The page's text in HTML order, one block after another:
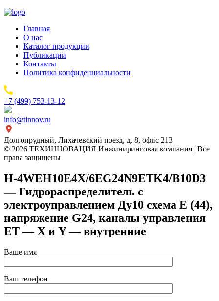
Главная
О нас
Каталог продукции
Публикации
Контакты
Политика конфиденциальности
+7 (499) 753-13-12
info@tinnov.ru
Долгопрудный, Лихачевский поезд, д. 8, офис 213
© 2026 ТЕХИННОВАЦИЯ Инжиниринговая компания | Все
права защищены
H-4WEH10E4X/6EG24N9ETK4/B10D3
— Гидрораспределитель с
электроуправлением Ду10 схема E (44),
напряжение G24, каналы управления
ET — X и Y — внутренние
Ваше имя
Ваш телефон